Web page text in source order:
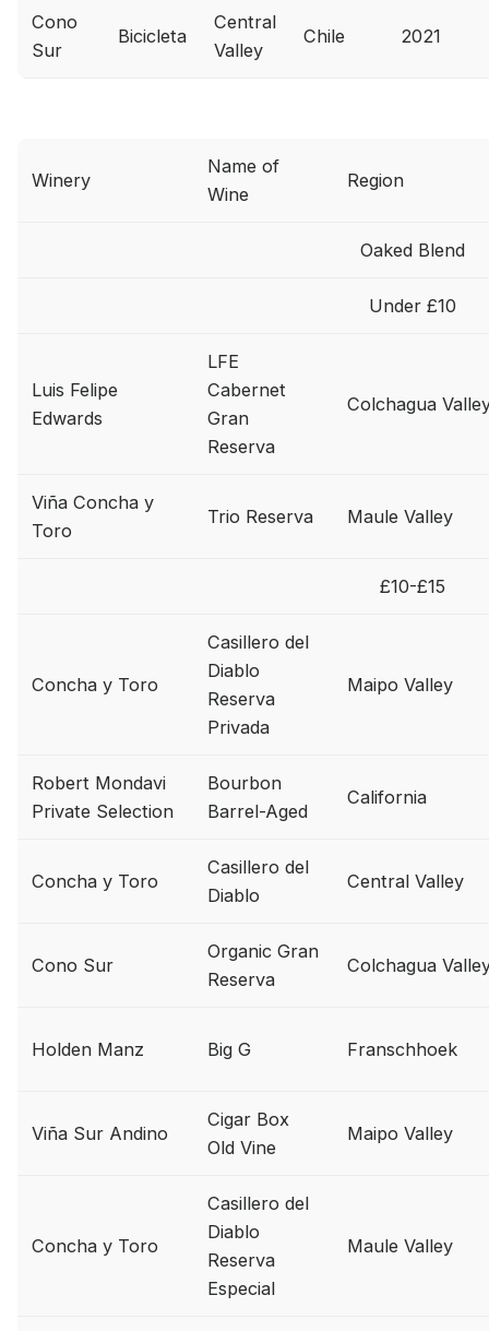
Vang Pháp
Rượu Vang Trắng
Blended Scotch Whisky
Single Malt Scotch Whisky
Whiskey Mỹ
Cognac Sake
Thương hiệu nổi bật
Cono
Sur
Bicicleta
Central
Valley
Chile 2021
Winery
Name of
Wine
Region
Oaked Blend
Under £10
Luis Felipe
Edwards
LFE
Cabernet
Gran
Reserva
Colchagua
Viña Concha y
Toro
Trio Reserva Maule Valley
£10-£15
Concha y Toro
Casillero del
Diablo
Reserva
Privada
Maipo Valley
Robert Mondavi
Private Selection
Bourbon
Barrel-Aged
California
Concha y Toro
Casillero del
Diablo
Central Valley
Cono Sur
Organic Gran
Reserva
Colchagua
Holden Manz Big G Franschhoek
Viña Sur Andino
Cigar Box
Old Vine
Maipo Valley
Concha y Toro
Casillero del
Diablo
Reserva
Especial
Maule Valley